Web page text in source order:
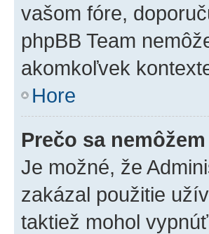
vašom fóre,
phpBB Team
akomkoľvek
Hore
Prečo sa
Je možné, že
zakázal použitie
taktiež mohol